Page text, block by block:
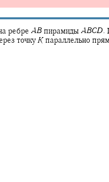
ребре AB пирамиды ABCD.
точкуK параллельно